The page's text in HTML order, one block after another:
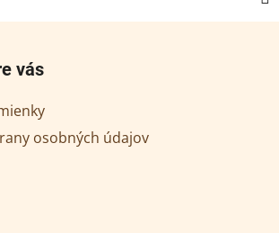
vás
osobných údajov